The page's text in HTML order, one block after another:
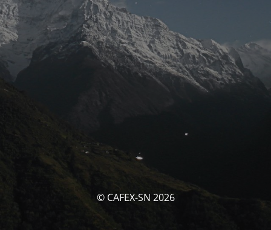
© CAFEX-SN 2026